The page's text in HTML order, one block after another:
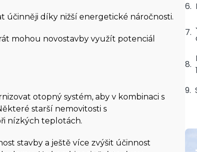
účinněji díky nižší energetické náročnosti.
mohou novostavby využít potenciál
otopný systém, aby v kombinaci s
starší nemovitosti s
nízkých teplotách.
stavby a ještě více zvýšit účinnost